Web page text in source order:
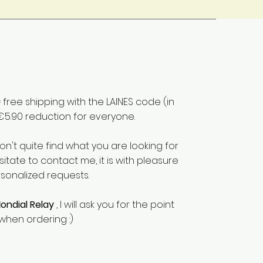
shipping with the LAINES code (in
reduction for everyone.
quite find what you are looking for
to contact me, it is with pleasure
requests.
Relay, I will ask you for the point
ordering :)